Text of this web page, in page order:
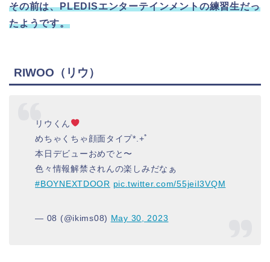
その前は、PLEDISエンターテインメントの練習生だっ
たようです。
RIWOO（リウ）
リウくん
めちゃくちゃ顔面タイプ*.+ﾟ
本日デビューおめでと〜
色々情報解禁されんの楽しみだなぁ
#BOYNEXTDOOR pic.twitter.com/55jeiI3VQM
— 08 (@ikims08) May 30, 2023